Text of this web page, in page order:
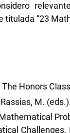
titulada “23
Honors
M.